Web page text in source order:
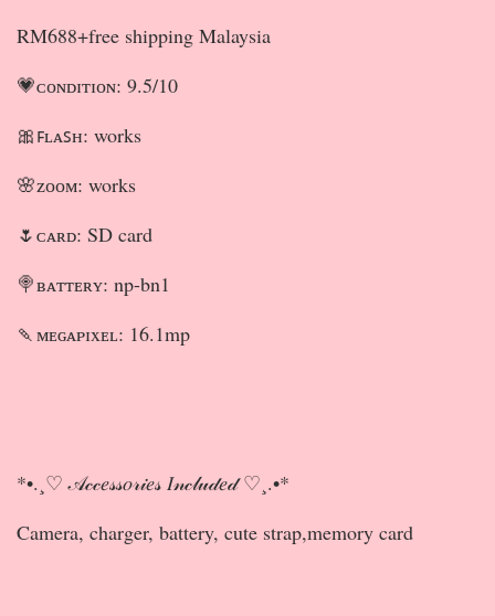
RM688+free shipping Malaysia
💗ᴄᴏɴᴅɪᴛɪᴏɴ: 9.5/10
🎀ꜰʟᴀꜱʜ: works
🌸ᴢᴏᴏᴍ: works
🌷ᴄᴀʀᴅ: SD card
🍭ʙᴀᴛᴛᴇʀʏ: np-bn1
🍡ᴍᴇɢᴀᴘɪxᴇʟ: 16.1mp
*•.¸♡ 𝒜𝒸𝒸𝑒𝓈𝓈𝑜𝓇𝒾𝑒𝓈 𝐼𝓃𝒸𝓁𝓊𝒹𝑒𝒹 ♡¸.•*
Camera, charger, battery, cute strap,memory card